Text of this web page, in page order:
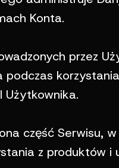
Konta.
przez
Użytkownika.
część Serwisu,
z produktów i